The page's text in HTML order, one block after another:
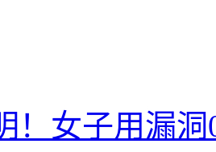
！女子用漏